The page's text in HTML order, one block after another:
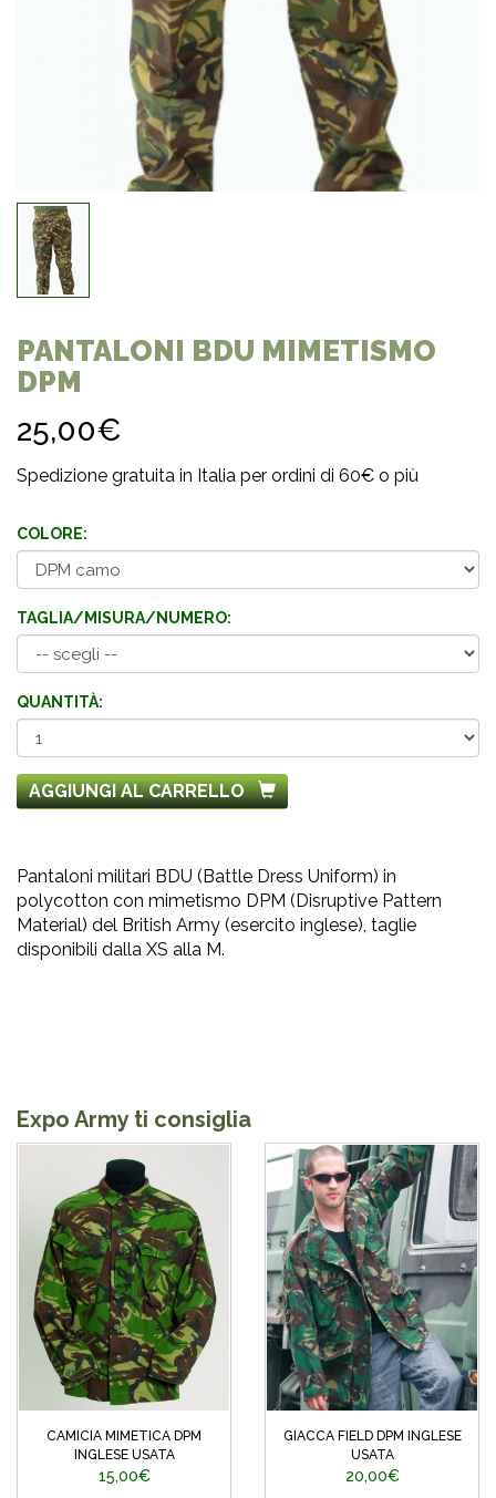
PANTALONI BDU MIMETISMO
DPM
25,00€
Spedizione gratuita in Italia per ordini di 60€ o più
COLORE:
TAGLIA/MISURA/NUMERO:
QUANTITÀ:
AGGIUNGI AL CARRELLO
Pantaloni militari BDU (Battle Dress Uniform) in
polycotton con mimetismo DPM (Disruptive Pattern
Material) del British Army (esercito inglese), taglie
disponibili dalla XS alla M.
Expo Army ti consiglia
CAMICIA MIMETICA DPM
INGLESE USATA
15,00€
GIACCA FIELD DPM INGLESE
USATA
20,00€